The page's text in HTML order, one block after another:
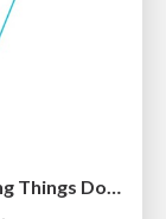
フロー状態で仕事をするための Getting Things Done / The Art of Flow - Getting Things Done